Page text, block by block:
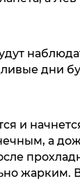
дни
и
а
жарким.